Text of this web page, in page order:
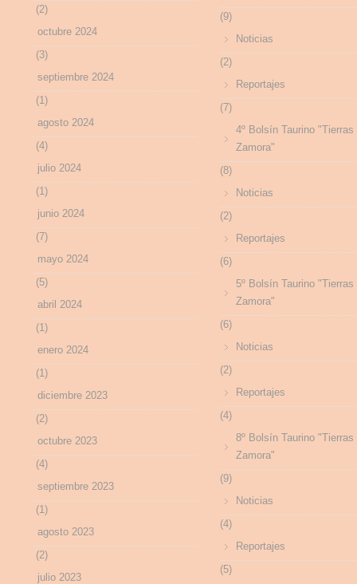
(2)
octubre 2024
(3)
septiembre 2024
(1)
agosto 2024
(4)
julio 2024
(1)
junio 2024
(7)
mayo 2024
(5)
abril 2024
(1)
enero 2024
(1)
diciembre 2023
(2)
octubre 2023
(4)
septiembre 2023
(1)
agosto 2023
(2)
julio 2023
(9)
Noticias
(2)
Reportajes
(7)
4º Bolsín Taurino "Tierras
Zamora"
(8)
Noticias
(2)
Reportajes
(6)
5º Bolsín Taurino "Tierras
Zamora"
(6)
Noticias
(2)
Reportajes
(4)
8º Bolsín Taurino "Tierras
Zamora"
(9)
Noticias
(4)
Reportajes
(5)